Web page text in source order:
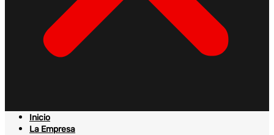
Inicio
La Empresa